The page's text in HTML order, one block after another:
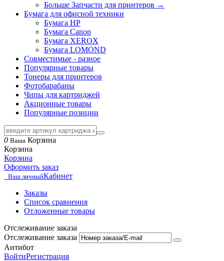
Больше Запчасти для принтеров →
Бумага для офисной техники
Бумага HP
Бумага Canon
Бумага XEROX
Бумага LOMOND
Совместимые - разное
Популярные товары
Тонеры для принтеров
Фотобарабаны
Чипы для картриджей
Акционные товары
Популярные позиции
0 Ваша Корзина
Корзина
Корзина
Оформить заказ
Ваш личныйКабинет
Заказы
Список сравнения
Отложенные товары
Отслеживание заказа
Отслеживание заказа
Антибот
ВойтиРегистрация